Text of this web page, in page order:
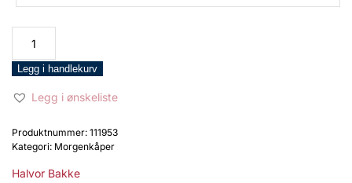
Bakke
Badekåpe
sort
Legg i handlekurv
Legg i ønskeliste
Produktnummer: 111953
Kategori: Morgenkåper
Halvor Bakke